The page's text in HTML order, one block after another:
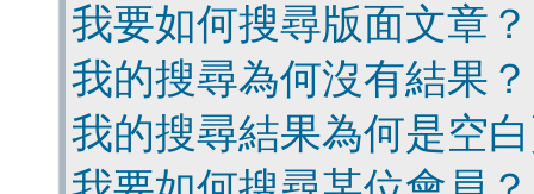
我要如何搜尋版面文章？
我的搜尋為何沒有結果？
我的搜尋結果為何是空